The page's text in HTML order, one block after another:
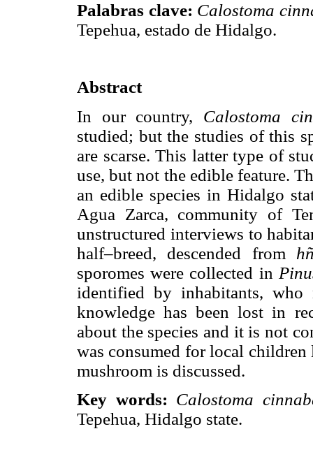
Palabras clave: Calostoma
Tepehua, estado de Hidalgo.
Abstract
In our country, Calostoma
studied; but the studies of this
are scarse. This latter type of
use, but not the edible feature.
an edible species in Hidalgo
Agua Zarca, community of
unstructured interviews to
half–breed, descended from
sporomes were collected in
identified by inhabitants, who
knowledge has been lost in
about the species and it is not
was consumed for local
mushroom is discussed.
Key words: Calostoma
Tepehua, Hidalgo state.